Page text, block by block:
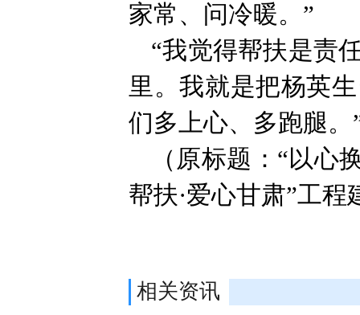
家常、问冷暖。”
“我觉得帮扶是责
里。我就是把杨英
们多上心、多跑腿
（原标题：“以
帮扶·爱心甘肃”工
相关资讯